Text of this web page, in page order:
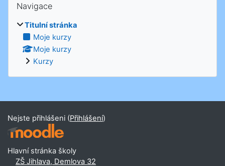
Navigace
Titulní stránka
Moje kurzy
Moje kurzy
Kurzy
Nejste přihlášeni (Přihlášení)
Hlavní stránka školy
ZŠ Jihlava, Demlova 32